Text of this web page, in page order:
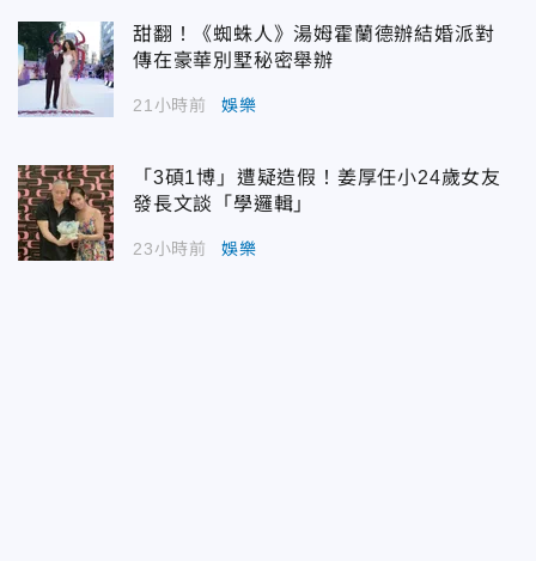
甜翻！《蜘蛛人》湯姆霍蘭德辦結婚派對
傳在豪華別墅秘密舉辦
21小時前 娛樂
「3碩1博」遭疑造假！姜厚任小24歲女友
發長文談「學邏輯」
23小時前 娛樂